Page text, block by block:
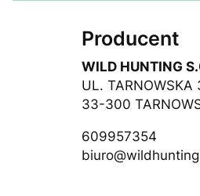
Producent
WILD HUNTING
UL. TARNOWSKA
33-300
609957354